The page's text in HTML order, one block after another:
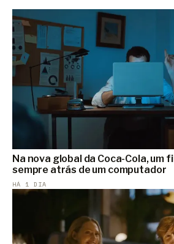
Na nova global da Coca-Cola, um
sempre atrás de um computador
HÁ 1 DIA